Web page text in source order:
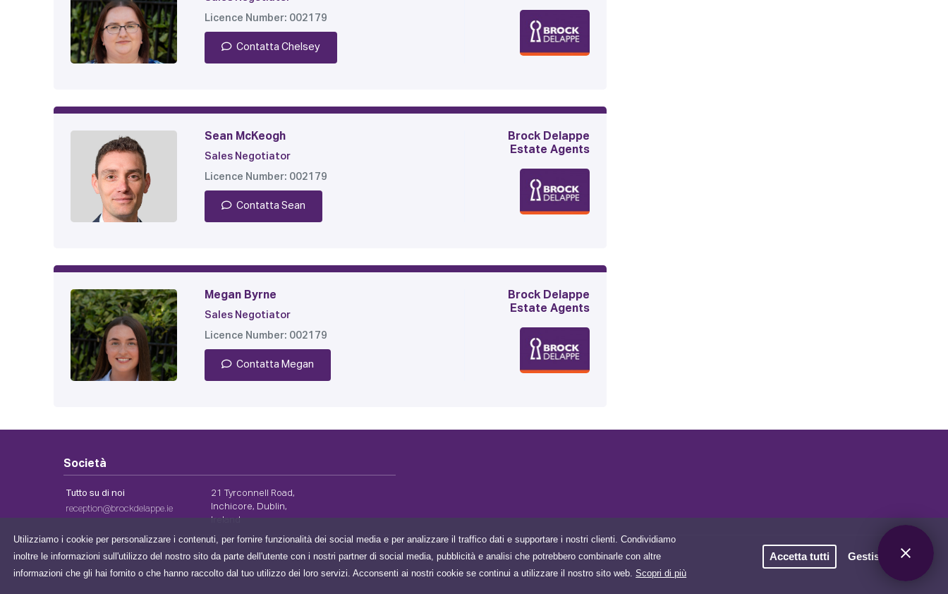
Utilizziamo i cookie per personalizzare i contenuti, per fornire funzionalità dei social media e per analizzare il traffico dati e supportare i nostri clienti. Condividiamo
inoltre le informazioni sull'utilizzo del nostro sito da parte dell'utente con i nostri partner di social media, pubblicità e analisi che potrebbero combinarle con altre
informazioni che gli hai fornito o che hanno raccolto dal tuo utilizzo dei loro servizi. Acconsenti ai nostri cookie se continui a utilizzare il nostro sito web.Scopri di più
Accetta tutti Gestisci i cookie
Licence Number: 002179
Contatta Chelsey
Sean McKeogh
Sales Negotiator
Licence Number: 002179
Contatta Sean
Brock Delappe
Estate Agents
Megan Byrne
Sales Negotiator
Licence Number: 002179
Contatta Megan
Brock Delappe
Estate Agents
Società
Tutto su di noi
reception@brockdelappe.ie
21 Tyrconnell Road,
Inchicore, Dublin,
Ireland
Informativa sulla Privacy